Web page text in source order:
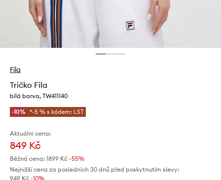
Fila
Tričko Fila
bílá barva, TW411140
-10% *-5 % s kódem: LST
Aktuální cena:
849 Kč
Běžná cena: 1899 Kč -55%
Nejnižší cena za posledních 30 dnů před poskytnutím slevy:
949 Kč -10%